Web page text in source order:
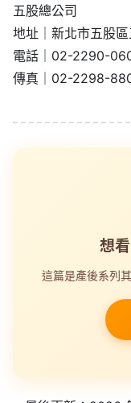
這篇是產後系列
※ 最後更新：2026